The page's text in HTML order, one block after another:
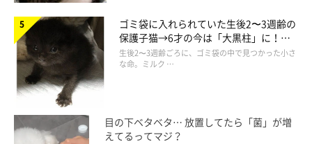
ゴミ袋に入れられていた生後2〜3週齢の
保護子猫→6才の今は「大黒柱」に！
美しい黒猫に成長した姿にグッとくる
生後2〜3週齢ごろに、ゴミ袋の中で見つかった小さ
な命。ミルク …
目の下ベタベタ… 放置してたら「菌」が増
えてるってマジ？